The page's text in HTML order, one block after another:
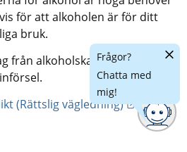
för att alkoholen är för ditt
bruk.
från alkoholskatt i andra
(Rättslig vägledning)
Länk till
Frågor?
Chatta med
mig!
Dölj